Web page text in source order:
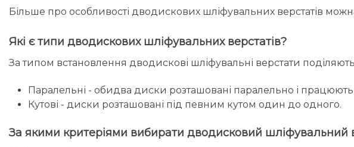
Більше про особливості дводискових шліфувальних верстатів
Які є типи дводискових шліфувальних верстатів?
За типом встановлення дводискові шліфувальні верстати
Паралельні - обидва диски розташовані паралельно і
Кутові - диски розташовані під певним кутом один до одного.
За якими критеріями вибирати дводисковий шліфувальний